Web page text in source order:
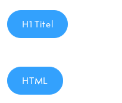
H1 Titel
HTML